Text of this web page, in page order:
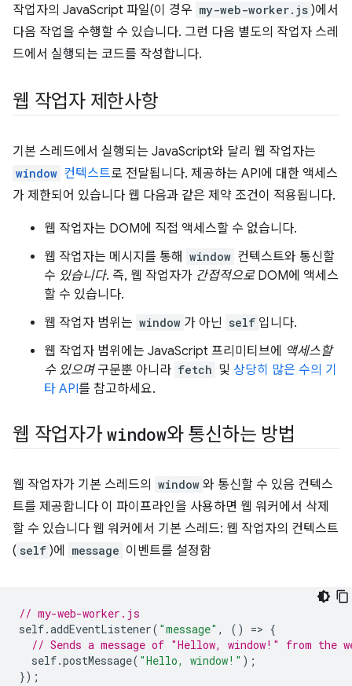
작업자의 JavaScript 파일(이 경우 my-web-worker.js )에서
다음 작업을 수행할 수 있습니다. 그런 다음 별도의 작업자 스레
드에서 실행되는 코드를 작성합니다.
웹 작업자 제한사항
기본 스레드에서 실행되는 JavaScript와 달리 웹 작업자는
window 컨텍스트로 전달됩니다. 제공하는 API에 대한 액세스
가 제한되어 있습니다 웹 다음과 같은 제약 조건이 적용됩니다.
웹 작업자는 DOM에 직접 액세스할 수 없습니다.
웹 작업자는 메시지를 통해 window 컨텍스트와 통신할
수 있습니다. 즉, 웹 작업자가 간접적으로DOM에 액세스
할 수 있습니다.
웹 작업자 범위는 window 가 아닌 self 입니다.
웹 작업자 범위에는 JavaScript 프리미티브에 액세스할
수 있으며구문뿐 아니라 fetch 및 상당히 많은 수의 기
타 API를 참고하세요.
웹 작업자가window와 통신하는 방법
웹 작업자가 기본 스레드의 window 와 통신할 수 있음 컨텍스
트를 제공합니다 이 파이프라인을 사용하면 웹 워커에서 삭제
할 수 있습니다 웹 워커에서 기본 스레드: 웹 작업자의 컨텍스트
( self )에 message 이벤트를 설정함
// my-web-worker.js
self.addEventListener( "message" , () => {
// Sends a message of "Hellow, window!" from the
self.postMessage( "Hello, window!" );
});